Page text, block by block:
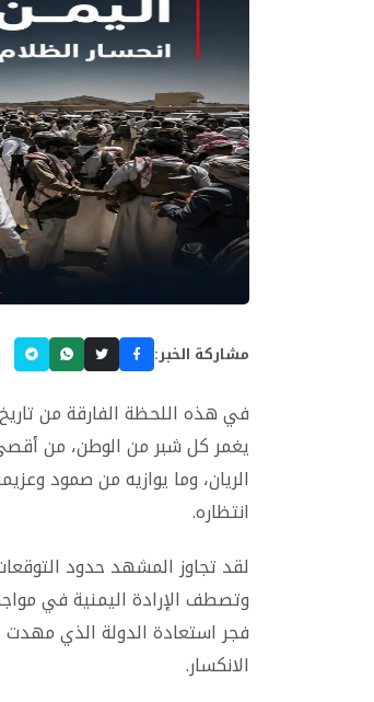
مشاركة الخبر:
في هذه اللحظة الفارقة من
يغمر كل شبر من الوطن، من
الريان، وما يوازيه من صمود
انتظاره.
لقد تجاوز المشهد حدود
وتصطف الإرادة اليمنية في
فجر استعادة الدولة الذي
الانكسار.